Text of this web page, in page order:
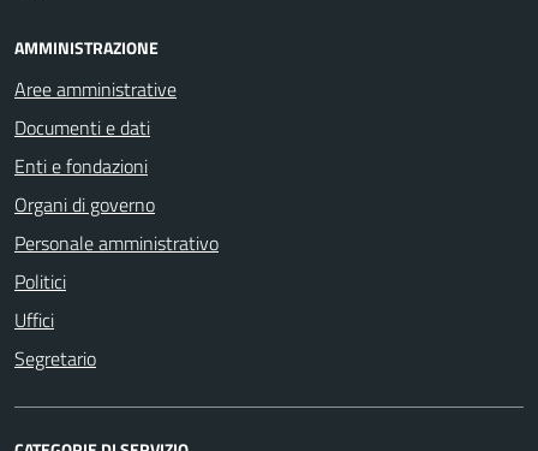
AMMINISTRAZIONE
Aree amministrative
Documenti e dati
Enti e fondazioni
Organi di governo
Personale amministrativo
Politici
Uffici
Segretario